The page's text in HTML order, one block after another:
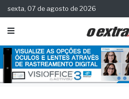
sexta, 07 de agosto de 2026